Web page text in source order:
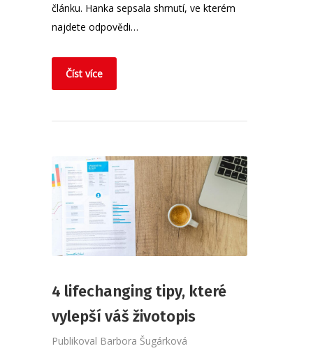
článku. Hanka sepsala shrnutí, ve kterém
najdete odpovědi…
Číst více
4 lifechanging tipy, které
vylepší váš životopis
Publikoval Barbora Šugárková